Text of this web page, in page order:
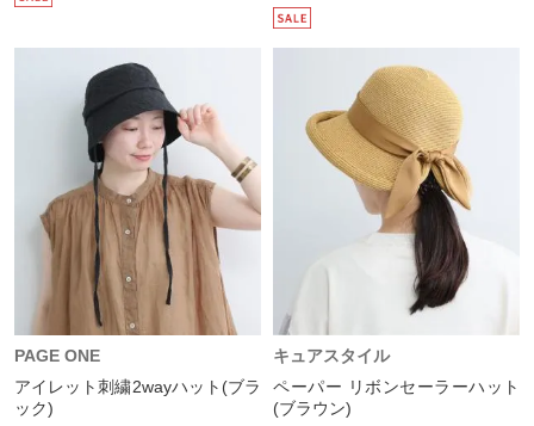
PAGE ONE
アイレット刺繍2wayハット(ブラ
ック)
キュアスタイル
ペーパー リボンセーラーハット
(ブラウン)